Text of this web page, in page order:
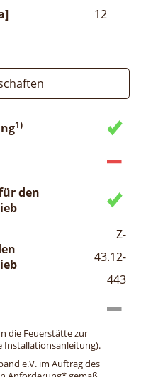
12
1)
den
Z-
43.12-
443
die Feuerstätte zur
Installationsanleitung).
e.V. im Auftrag des